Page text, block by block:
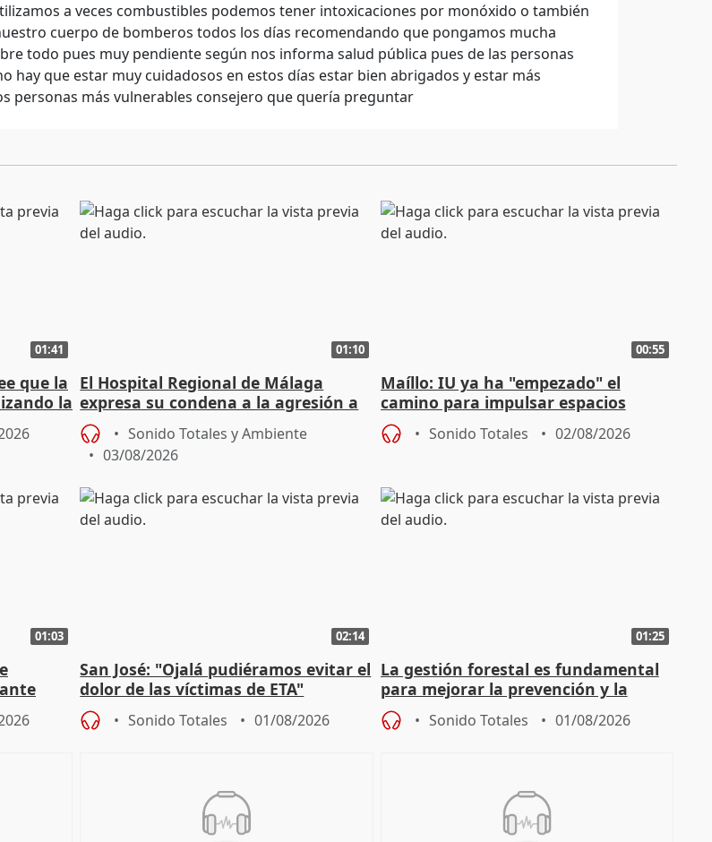
a veces combustibles podemos tener intoxicaciones por monóxido o también
cuerpo de bomberos todos los días recomendando que pongamos mucha
todo pues muy pendiente según nos informa salud pública pues de las personas
hay que estar muy cuidadosos en estos días estar bien abrigados y estar más
personas más vulnerables consejero que quería preguntar
01:41
que la
la
01:10
El Hospital Regional de Málaga
expresa su condena a la agresión a
dos enfermeras de Urgencias
Sonido Totales y Ambiente
03/08/2026
00:55
Maíllo: IU ya ha "empezado" el
camino para impulsar espacios
unitarios para las municipales
Sonido Totales 02/08/2026
01:03 02:14
San José: "Ojalá pudiéramos evitar el
dolor de las víctimas de ETA"
Sonido Totales 01/08/2026
01:25
La gestión forestal es fundamental
para mejorar la prevención y la
actuación frente a incendios
Sonido Totales 01/08/2026